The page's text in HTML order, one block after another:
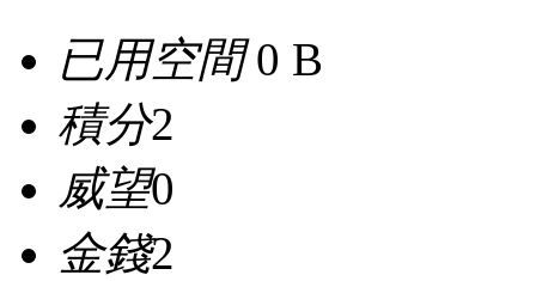
已用空間0 B
積分2
威望0
金錢2